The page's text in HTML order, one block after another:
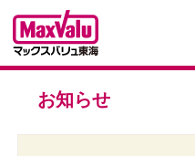
お知らせ